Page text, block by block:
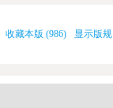
显示版规
收藏本版 (986)